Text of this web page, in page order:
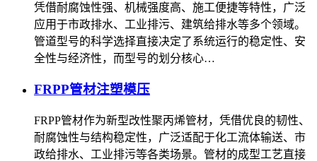
凭借耐腐蚀性强、机械强度高、施工便捷等特性，广泛
应用于市政排水、工业排污、建筑给排水等多个领域。
管道型号的科学选择直接决定了系统运行的稳定性、安
全性与经济性，而型号的划分核心…
FRPP管材注塑模压
FRPP管材作为新型改性聚丙烯管材，凭借优良的韧性、
耐腐蚀性与结构稳定性，广泛适配于化工流体输送、市
政给排水、工业排污等各类场景。管材的成型工艺直接